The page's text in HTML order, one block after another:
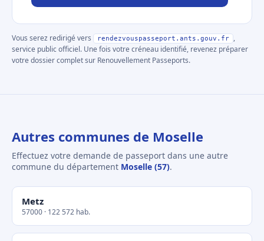
Vous serez redirigé vers rendezvouspasseport.ants.gouv.fr
,
service public officiel. Une fois votre créneau identifié, revenez préparer
votre dossier complet sur Renouvellement Passeports.
Autres communes de Moselle
Effectuez votre demande de passeport dans une autre
commune du département Moselle (57).
Metz
57000 · 122 572 hab.